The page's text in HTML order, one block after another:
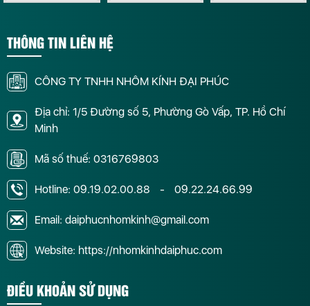
THÔNG TIN LIÊN HỆ
CÔNG TY TNHH NHÔM KÍNH ĐẠI PHÚC
Địa chỉ: 1/5 Đường số 5, Phường Gò Vấp, TP. Hồ Chí
Minh
Mã số thuế: 0316769803
Hotline: 09.19.02.00.88 - 09.22.24.66.99
Email: daiphucnhomkinh@gmail.com
Website: https://nhomkinhdaiphuc.com
ĐIỀU KHOẢN SỬ DỤNG